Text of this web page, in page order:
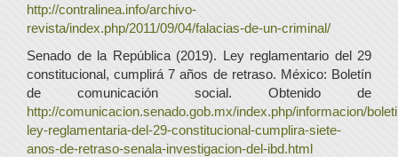
http://contralinea.info/archivo-
revista/index.php/2011/09/04/falacias-de-un-criminal/
Senado de la República (2019). Ley reglamentario del 29
constitucional, cumplirá 7 años de retraso. México: Boletín
de comunicación social. Obtenido de
http://comunicacion.senado.gob.mx/index.php/informacion/
ley-reglamentaria-del-29-constitucional-cumplira-siete-
anos-de-retraso-senala-investigacion-del-ibd.html